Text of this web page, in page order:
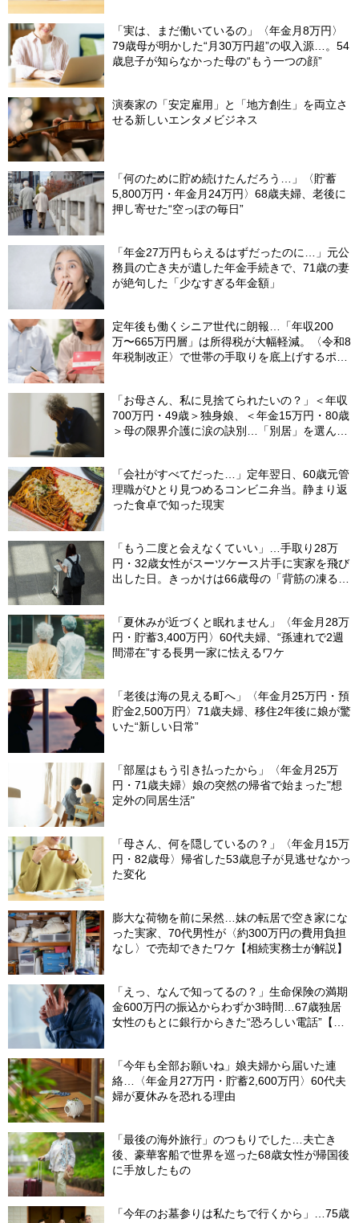
「実は、まだ働いているの」〈年金月8万円〉
79歳母が明かした“月30万円超”の収入源…。54
歳息子が知らなかった母の“もう一つの顔”
演奏家の「安定雇用」と「地方創生」を両立さ
せる新しいエンタメビジネス
「何のために貯め続けたんだろう…」〈貯蓄
5,800万円・年金月24万円〉68歳夫婦、老後に
押し寄せた“空っぽの毎日”
「年金27万円もらえるはずだったのに…」元公
務員の亡き夫が遺した年金手続きで、71歳の妻
が絶句した「少なすぎる年金額」
定年後も働くシニア世代に朗報…「年収200
万〜665万円層」は所得税が大幅軽減。〈令和8
年税制改正〉で世帯の手取りを底上げするポイ
「お母さん、私に見捨てられたいの？」＜年収
700万円・49歳＞独身娘、＜年金15万円・80歳
＞母の限界介護に涙の訣別…「別居」を選んだ
「会社がすべてだった…」定年翌日、60歳元管
理職がひとり見つめるコンビニ弁当。静まり返
った食卓で知った現実
「もう二度と会えなくていい」…手取り28万
円・32歳女性がスーツケース片手に実家を飛び
出した日。きっかけは66歳母の「背筋の凍る一
「夏休みが近づくと眠れません」〈年金月28万
円・貯蓄3,400万円〉60代夫婦、“孫連れで2週
間滞在”する長男一家に怯えるワケ
「老後は海の見える町へ」〈年金月25万円・預
貯金2,500万円〉71歳夫婦、移住2年後に娘が驚
いた“新しい日常”
「部屋はもう引き払ったから」〈年金月25万
円・71歳夫婦〉娘の突然の帰省で始まった"想
定外の同居生活"
「母さん、何を隠しているの？」〈年金月15万
円・82歳母〉帰省した53歳息子が見逃せなかっ
た変化
膨大な荷物を前に呆然…妹の転居で空き家にな
った実家、70代男性が〈約300万円の費用負担
なし〉で売却できたワケ【相続実務士が解説】
「えっ、なんで知ってるの？」生命保険の満期
金600万円の振込からわずか3時間…67歳独居
女性のもとに銀行からきた“恐ろしい電話”【FP
「今年も全部お願いね」娘夫婦から届いた連
絡…〈年金月27万円・貯蓄2,600万円〉60代夫
婦が夏休みを恐れる理由
「最後の海外旅行」のつもりでした…夫亡き
後、豪華客船で世界を巡った68歳女性が帰国後
に手放したもの
「今年のお墓参りは私たちで行くから」…75歳